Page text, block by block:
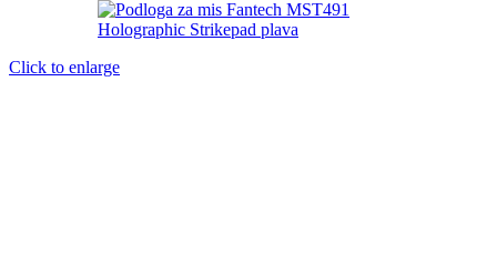
Click to enlarge